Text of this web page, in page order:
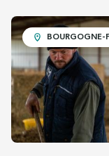
BOURGOGNE-